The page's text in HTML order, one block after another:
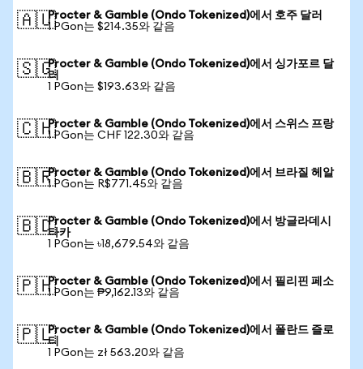
🇦🇺Procter & Gamble (Ondo Tokenized)에서 호주 달러
1 PGon는 $214.35와 같음
🇸🇬Procter & Gamble (Ondo Tokenized)에서 싱가포르 달
러
1 PGon는 $193.63와 같음
🇨🇭Procter & Gamble (Ondo Tokenized)에서 스위스 프랑
1 PGon는 CHF 122.30와 같음
🇧🇷Procter & Gamble (Ondo Tokenized)에서 브라질 헤알
1 PGon는 R$771.45와 같음
🇧🇩Procter & Gamble (Ondo Tokenized)에서 방글라데시
타카
1 PGon는 ৳18,679.54와 같음
🇵🇭Procter & Gamble (Ondo Tokenized)에서 필리핀 페소
1 PGon는 ₱9,162.13와 같음
🇵🇱Procter & Gamble (Ondo Tokenized)에서 폴란드 즐로
티
1 PGon는 zł 563.20와 같음